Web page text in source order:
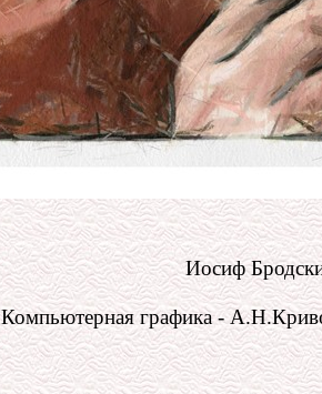
Иосиф
Компьютерная графика -